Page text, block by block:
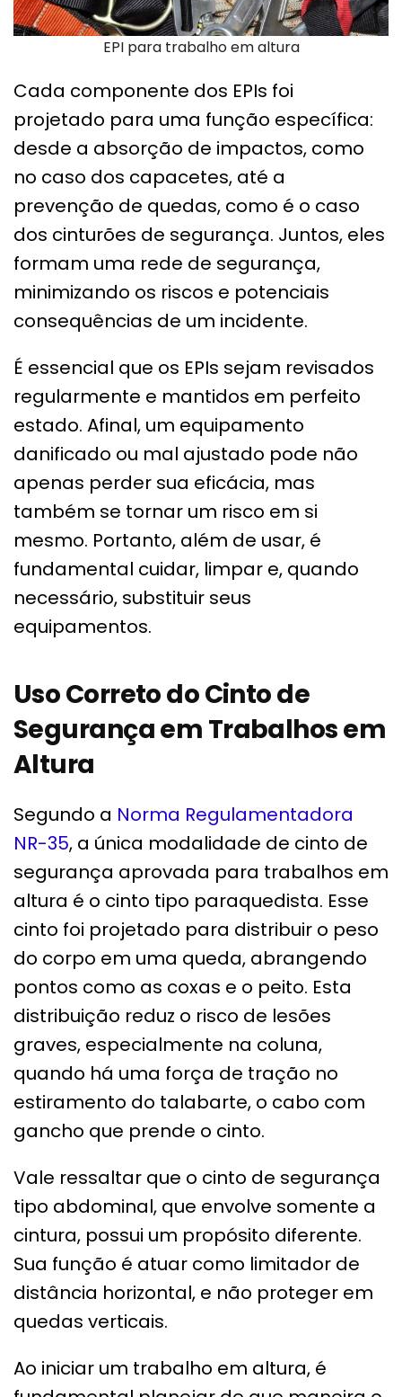
EPI para trabalho em altura
Cada componente dos EPIs foi
projetado para uma função específica:
desde a absorção de impactos, como
no caso dos capacetes, até a
prevenção de quedas, como é o caso
dos cinturões de segurança. Juntos, eles
formam uma rede de segurança,
minimizando os riscos e potenciais
consequências de um incidente.
É essencial que os EPIs sejam revisados
regularmente e mantidos em perfeito
estado. Afinal, um equipamento
danificado ou mal ajustado pode não
apenas perder sua eficácia, mas
também se tornar um risco em si
mesmo. Portanto, além de usar, é
fundamental cuidar, limpar e, quando
necessário, substituir seus
equipamentos.
Uso Correto do Cinto de
Segurança em Trabalhos em
Altura
Segundo a Norma Regulamentadora
NR-35, a única modalidade de cinto de
segurança aprovada para trabalhos em
altura é o cinto tipo paraquedista. Esse
cinto foi projetado para distribuir o peso
do corpo em uma queda, abrangendo
pontos como as coxas e o peito. Esta
distribuição reduz o risco de lesões
graves, especialmente na coluna,
quando há uma força de tração no
estiramento do talabarte, o cabo com
gancho que prende o cinto.
Vale ressaltar que o cinto de segurança
tipo abdominal, que envolve somente a
cintura, possui um propósito diferente.
Sua função é atuar como limitador de
distância horizontal, e não proteger em
quedas verticais.
Ao iniciar um trabalho em altura, é